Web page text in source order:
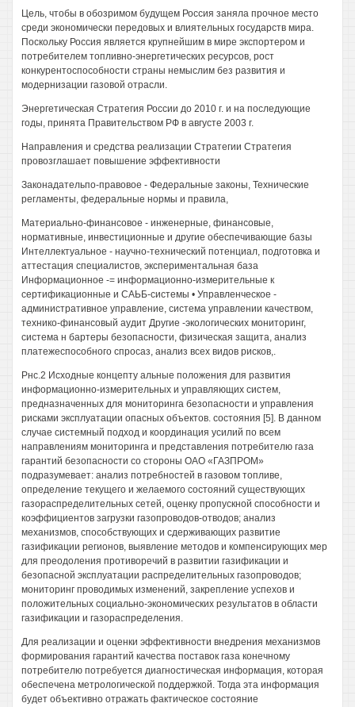
Цель, чтобы в обозримом будущем Россия заняла прочное место
среди экономически передовых и влиятельных государств мира.
Поскольку Россия является крупнейшим в мире экспортером и
потребителем топливно-энергетических ресурсов, рост
конкурентоспособности страны немыслим без развития и
модернизации газовой отрасли.
Энергетическая Стратегия России до 2010 г. и на последующие
годы, принята Правительством РФ в августе 2003 г.
Направления и средства реализации Стратегии Стратегия
провозглашает повышение эффективности
Законадательпо-правовое - Федеральные законы, Технические
регламенты, федеральные нормы и правила,
Материально-финансовое - инженерные, финансовые,
нормативные, инвестиционные и другие обеспечивающие базы
Интеллектуальное - научно-технический потенциал, подготовка и
аттестация специалистов, экспериментальная база
Информационное -= информационно-измерительные к
сертификационные и САЬБ-системы • Управленческое -
административное управление, система управлении качеством,
технико-финансовый аудит Другие -экологических мониторинг,
система н бартеры безопасности, физическая защита, анализ
платежеспособного спросаз, анализ всех видов рисков,.
Рнс.2 Исходные концепту альные положения для развития
информационно-измерительных и управляющих систем,
предназначенных для мониторинга безопасности и управления
рисками эксплуатации опасных объектов. состояния [5]. В данном
случае системный подход и координация усилий по всем
направлениям мониторинга и представления потребителю газа
гарантий безопасности со стороны ОАО «ГАЗПРОМ»
подразумевает: анализ потребностей в газовом топливе,
определение текущего и желаемого состояний существующих
газораспределительных сетей, оценку пропускной способности и
коэффициентов загрузки газопроводов-отводов; анализ
механизмов, способствующих и сдерживающих развитие
газификации регионов, выявление методов и компенсирующих мер
для преодоления противоречий в развитии газификации и
безопасной эксплуатации распределительных газопроводов;
мониторинг проводимых изменений, закрепление успехов и
положительных социально-экономических результатов в области
газификации и газораспределения.
Для реализации и оценки эффективности внедрения механизмов
формирования гарантий качества поставок газа конечному
потребителю потребуется диагностическая информация, которая
обеспечена метрологической поддержкой. Тогда эта информация
будет объективно отражать фактическое состояние